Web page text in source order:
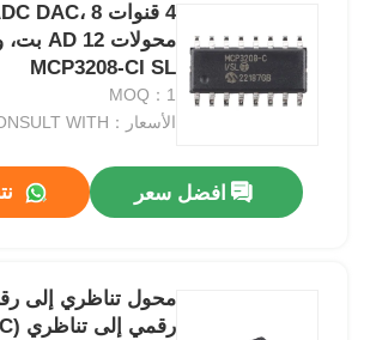
MCP3208-CI SL
MOQ：1
الأسعار：CONSULT WITH
افضل سعر